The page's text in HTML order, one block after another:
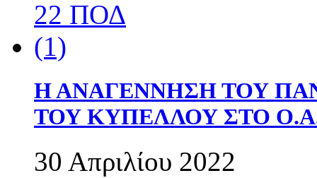
Η ΑΝΑΓΕΝΝΗΣΗ ΤΟΥ
ΤΟΥ ΚΥΠΕΛΛΟΥ ΣΤΟ
30 Απριλίου 2022